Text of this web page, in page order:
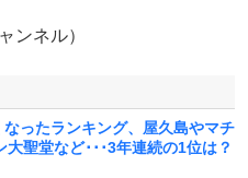
ンネル）
なったランキング、屋久島やマチ
聖堂など･･･3年連続の1位は？